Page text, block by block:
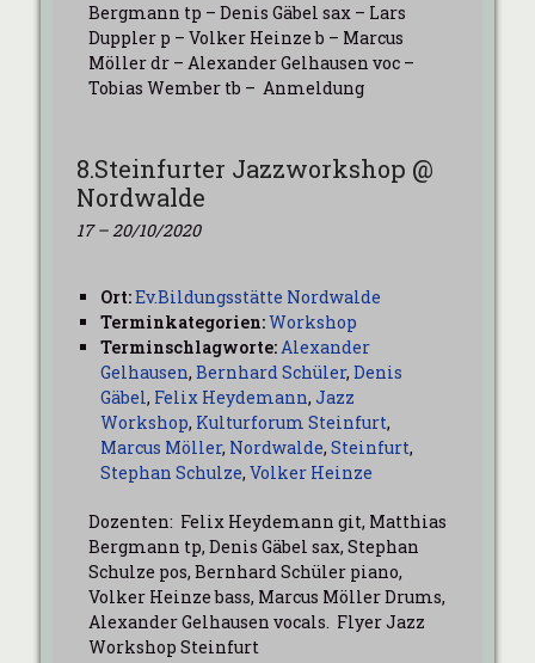
Bergmann tp – Denis Gäbel sax – Lars
Duppler p – Volker Heinze b – Marcus
Möller dr – Alexander Gelhausen voc –
Tobias Wember tb – Anmeldung
8.Steinfurter Jazzworkshop @
Nordwalde
17–20/10/2020
Ort:Ev.Bildungsstätte Nordwalde
Terminkategorien:Workshop
Terminschlagworte:Alexander
Gelhausen, Bernhard Schüler, Denis
Gäbel, Felix Heydemann, Jazz
Workshop, Kulturforum Steinfurt,
Marcus Möller, Nordwalde, Steinfurt,
Stephan Schulze, Volker Heinze
Dozenten: Felix Heydemann git, Matthias
Bergmann tp, Denis Gäbel sax, Stephan
Schulze pos, Bernhard Schüler piano,
Volker Heinze bass, Marcus Möller Drums,
Alexander Gelhausen vocals. Flyer Jazz
Workshop Steinfurt